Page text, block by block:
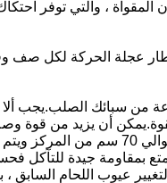
المقواة ، والتي توفر
من سبائك
2.5 ، والعمود 100 × 50 ×
بمقاومة جيدة
عيوب اللحام